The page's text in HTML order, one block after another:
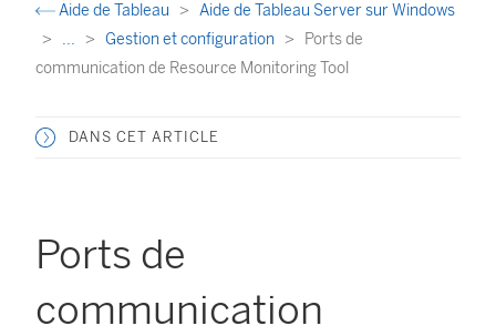
Aide de Tableau
Aide de Tableau Server sur Windows
...
Gestion et configuration
Ports de
communication de Resource Monitoring Tool
DANS CET ARTICLE
Ports de
communication